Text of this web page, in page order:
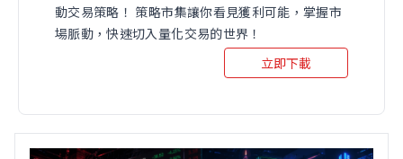
動交易策略！ 策略市集讓你看見獲利可能，掌握市
場脈動，快速切入量化交易的世界！
立即下載